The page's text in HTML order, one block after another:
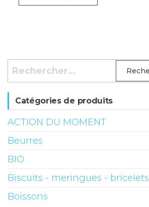
Rechercher :
Catégories de produits
ACTION DU MOMENT
Beurres
BIO
Biscuits - meringues - bricelets
Boissons